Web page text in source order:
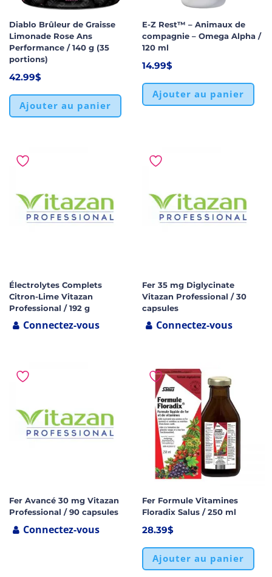
Diablo Brûleur de Graisse
Limonade Rose Ans
Performance / 140 g (35
portions)
42.99$
Ajouter au panier
E-Z Rest™ – Animaux de
compagnie – Omega Alpha /
120 ml
14.99$
Ajouter au panier
Électrolytes Complets
Citron-Lime Vitazan
Professional / 192 g
Connectez-vous
Fer 35 mg Diglycinate
Vitazan Professional / 30
capsules
Connectez-vous
Fer Avancé 30 mg Vitazan
Professional / 90 capsules
Connectez-vous
Fer Formule Vitamines
Floradix Salus / 250 ml
28.39$
Ajouter au panier